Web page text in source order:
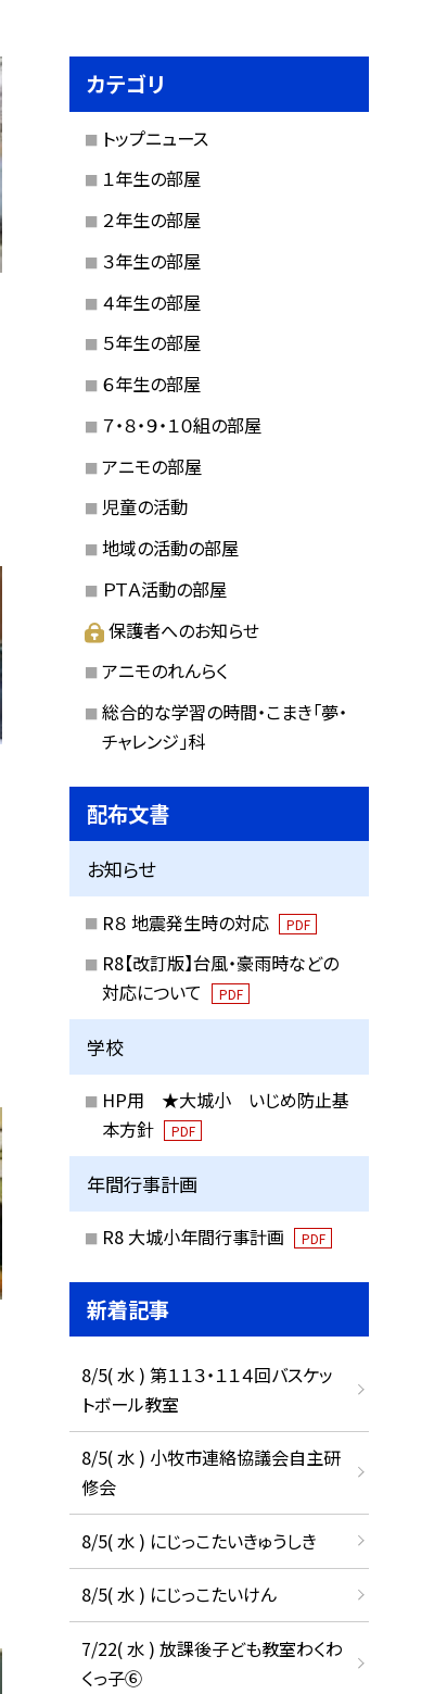
カテゴリ
トップニュース
１年生の部屋
２年生の部屋
３年生の部屋
４年生の部屋
５年生の部屋
６年生の部屋
７・８・９・１０組の部屋
アニモの部屋
児童の活動
地域の活動の部屋
ＰＴＡ活動の部屋
保護者へのお知らせ
アニモのれんらく
総合的な学習の時間・こまき「夢・
チャレンジ」科
配布文書
お知らせ
R８ 地震発生時の対応 PDF
R8【改訂版】台風・豪雨時などの
対応について
PDF
学校
HP用 ★大城小 いじめ防止基
本方針
PDF
年間行事計画
R8 大城小年間行事計画 PDF
新着記事
8/5( 水 ) 第１１３・１１４回バスケッ
トボール教室
8/5( 水 ) 小牧市連絡協議会自主研
修会
8/5( 水 ) にじっこたいきゅうしき
8/5( 水 ) にじっこたいけん
7/22( 水 ) 放課後子ども教室わくわ
くっ子⑥